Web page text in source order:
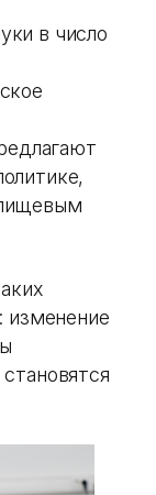
в число
изменение